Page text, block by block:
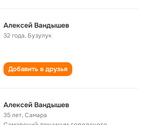
Алексей Вандышев
32 года, Бузулук
Добавить в друзья
Алексей Вандышев
35 лет,Самара